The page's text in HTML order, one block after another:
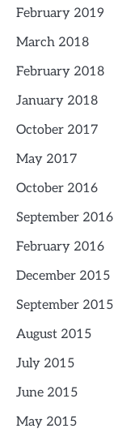
February 2019
March 2018
February 2018
January 2018
October 2017
May 2017
October 2016
September 2016
February 2016
December 2015
September 2015
August 2015
July 2015
June 2015
May 2015